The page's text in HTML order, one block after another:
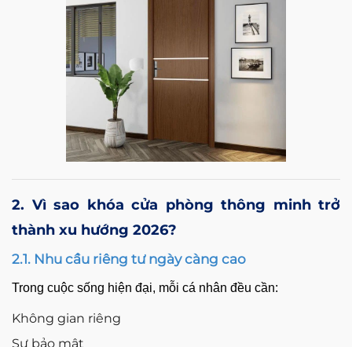
2. Vì sao khóa cửa phòng thông minh trở
thành xu hướng 2026?
2.1. Nhu cầu riêng tư ngày càng cao
Trong cuộc sống hiện đại, mỗi cá nhân đều cần:
Không gian riêng
Sự bảo mật